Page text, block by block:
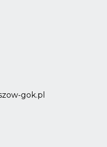
gok.pl